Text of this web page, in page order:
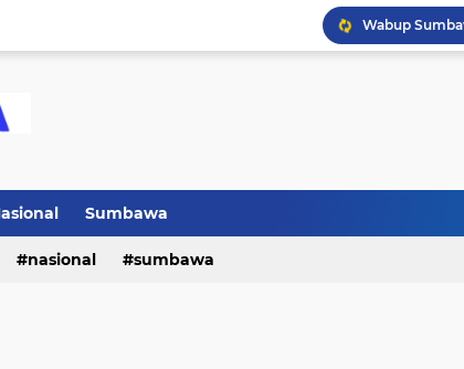
Sumbawa
nasional sumbawa